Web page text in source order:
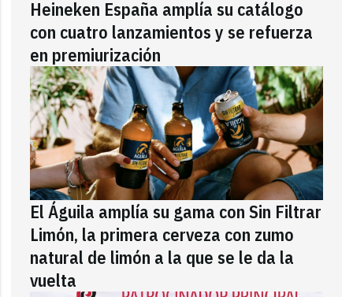
Heineken España amplía su catálogo
con cuatro lanzamientos y se refuerza
en premiurización
El Águila amplía su gama con Sin Filtrar
Limón, la primera cerveza con zumo
natural de limón a la que se le da la
vuelta